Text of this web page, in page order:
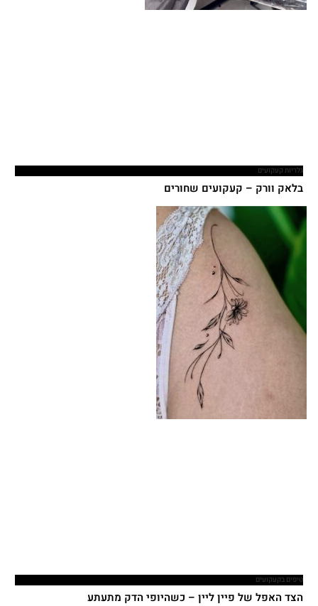
גלריות קעקועים
בלאק וורק – קעקועים שחורים
טיפים בקעקועים
הצד האפל של פיין ליין – כשהיופי הדק מתעתע